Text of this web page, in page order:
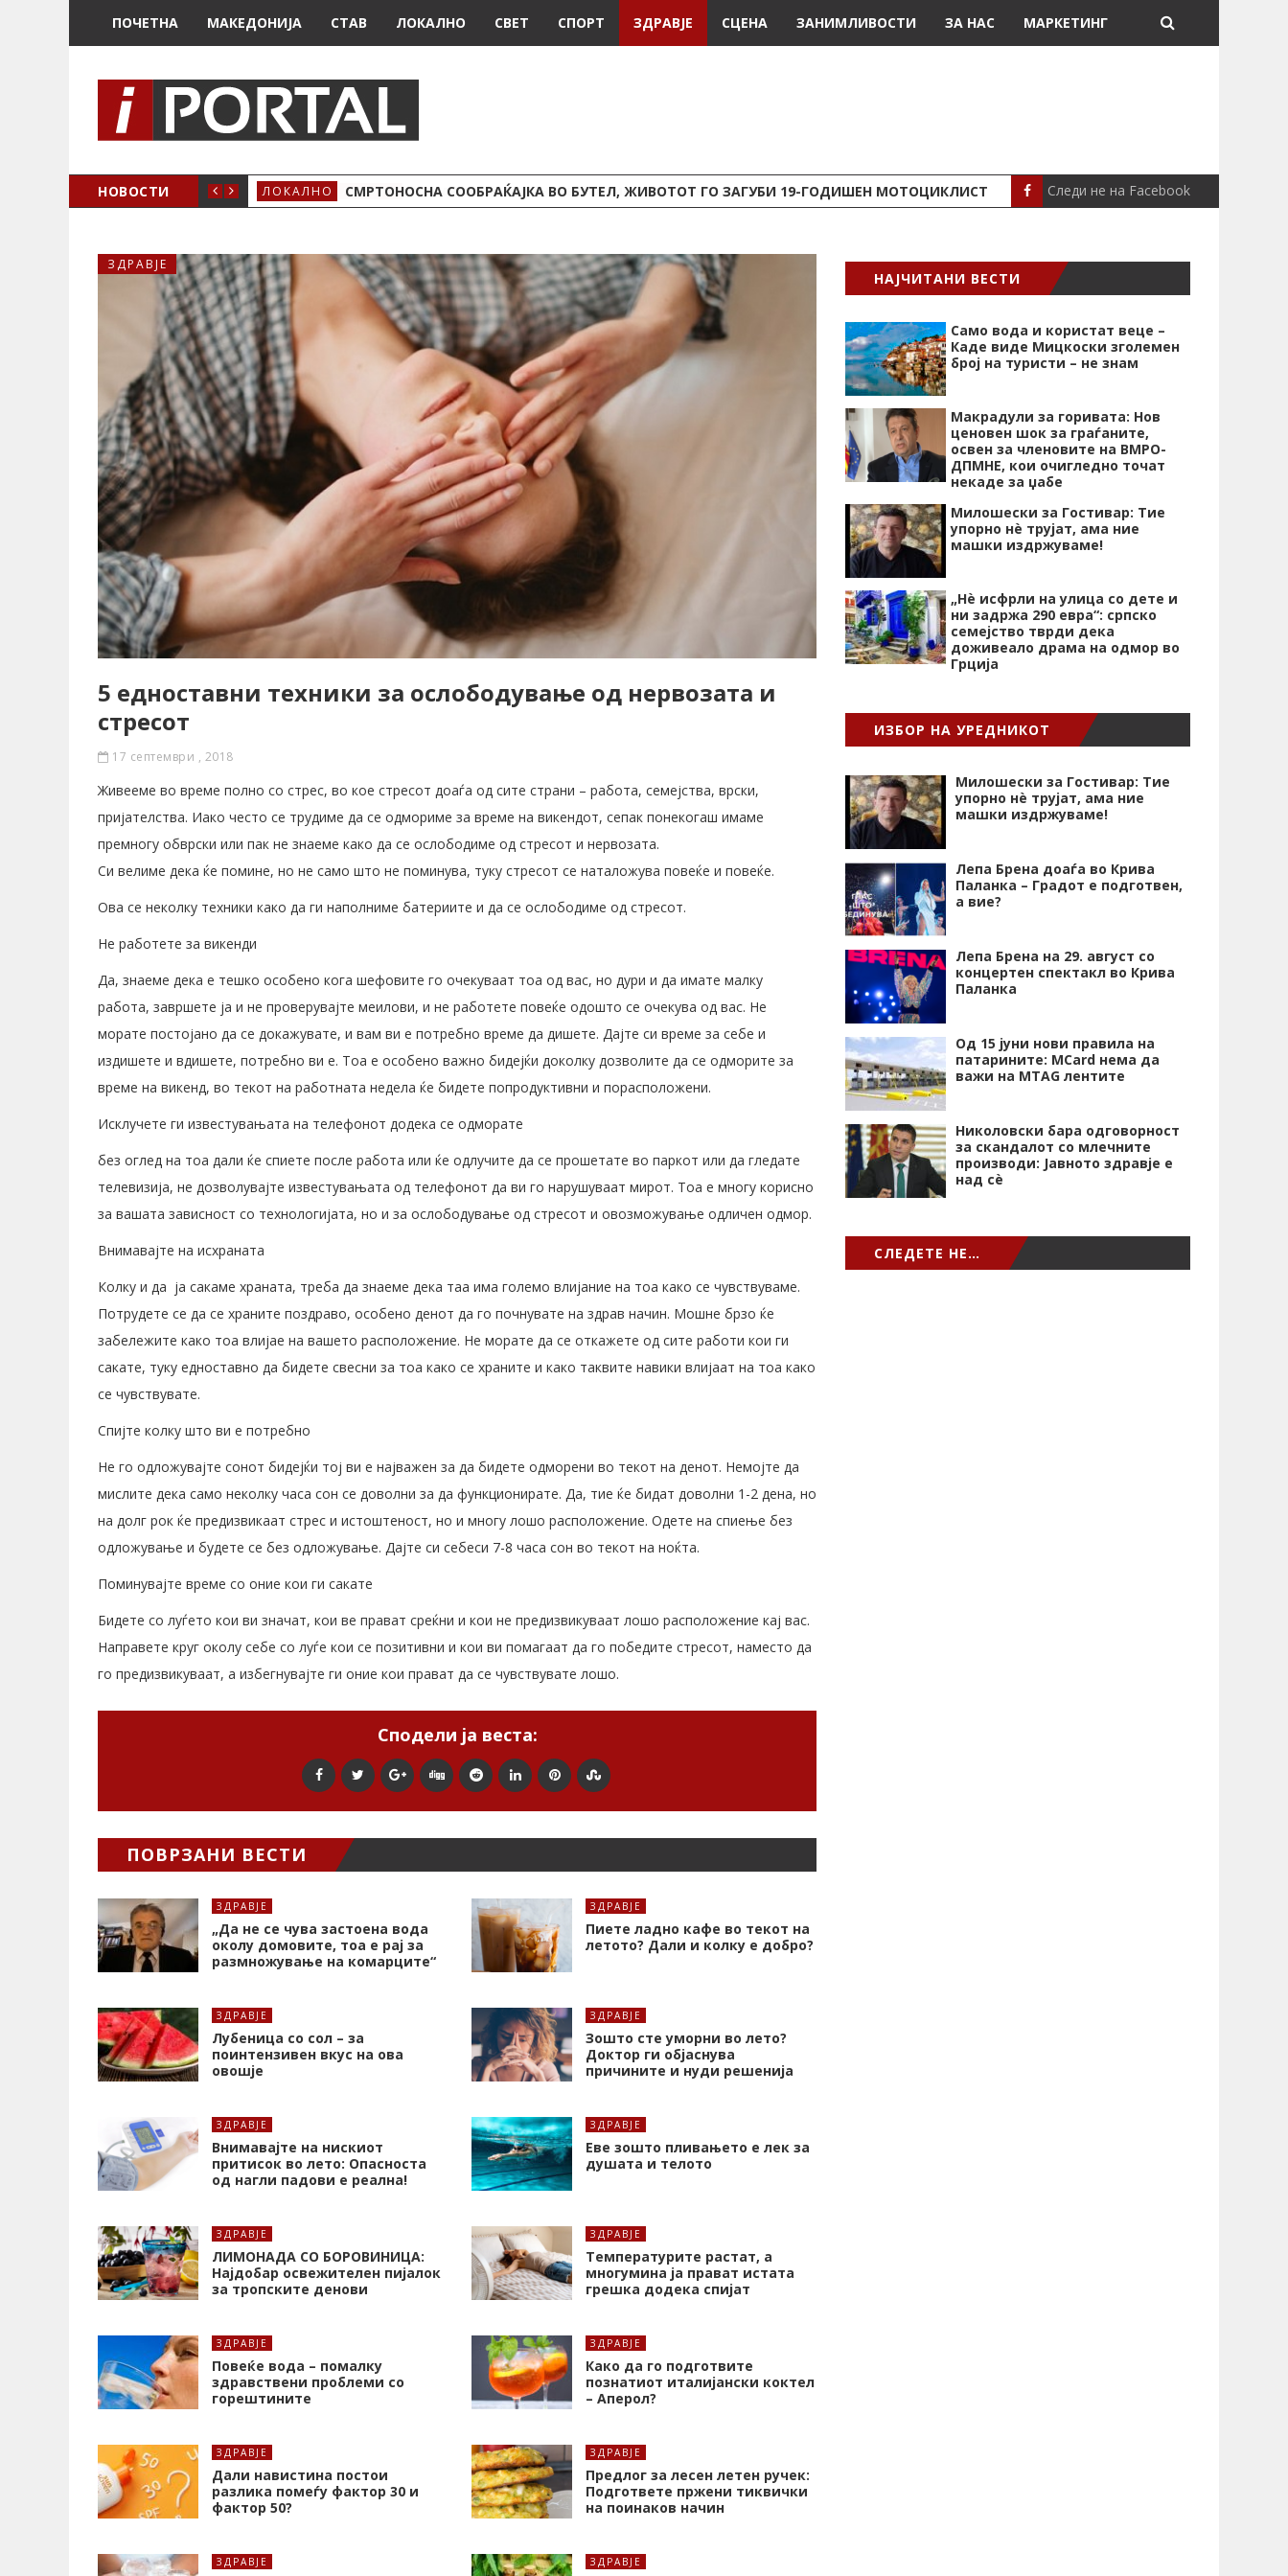
ПОЧЕТНА МАКЕДОНИЈА СТАВ ЛОКАЛНО СВЕТ СПОРТ ЗДРАВЈЕ СЦЕНА ЗАНИМЛИВОСТИ ЗА НАС МАРКЕТИНГ
НОВОСТИ ЛОКАЛНО СМРТОНОСНА СООБРАЌАЈКА ВО БУТЕЛ, ЖИВОТОТ ГО ЗАГУБИ 19-ГОДИШЕН МОТОЦИКЛИСТ СЦЕНА СЕВЕРИНА ВО
Следи не на Facebook
ЗДРАВЈЕ
5 едноставни техники за ослободување од нервозата и
стресот
17 септември , 2018
Живееме во време полно со стрес, во кое стресот доаѓа од сите страни – работа, семејства, врски,
пријателства. Иако често се трудиме да се одмориме за време на викендот, сепак понекогаш имаме
премногу обврски или пак не знаеме како да се ослободиме од стресот и нервозата.
Си велиме дека ќе помине, но не само што не поминува, туку стресот се наталожува повеќе и повеќе.
Ова се неколку техники како да ги наполниме батериите и да се ослободиме од стресот.
Не работете за викенди
Да, знаеме дека е тешко особено кога шефовите го очекуваат тоа од вас, но дури и да имате малку
работа, завршете ја и не проверувајте меилови, и не работете повеќе одошто се очекува од вас. Не
морате постојано да се докажувате, и вам ви е потребно време да дишете. Дајте си време за себе и
издишете и вдишете, потребно ви е. Тоа е особено важно бидејќи доколку дозволите да се одморите за
време на викенд, во текот на работната недела ќе бидете попродуктивни и порасположени.
Исклучете ги известувањата на телефонот додека се одморате
без оглед на тоа дали ќе спиете после работа или ќе одлучите да се прошетате во паркот или да гледате
телевизија, не дозволувајте известувањата од телефонот да ви го нарушуваат мирот. Тоа е многу корисно
за вашата зависност со технологијата, но и за ослободување од стресот и овозможување одличен одмор.
Внимавајте на исхраната
Колку и да ја сакаме храната, треба да знаеме дека таа има големо влијание на тоа како се чувствуваме.
Потрудете се да се храните поздраво, особено денот да го почнувате на здрав начин. Мошне брзо ќе
забележите како тоа влијае на вашето расположение. Не морате да се откажете од сите работи кои ги
сакате, туку едноставно да бидете свесни за тоа како се храните и како таквите навики влијаат на тоа како
се чувствувате.
Спијте колку што ви е потребно
Не го одложувајте сонот бидејќи тој ви е најважен за да бидете одморени во текот на денот. Немојте да
мислите дека само неколку часа сон се доволни за да функционирате. Да, тие ќе бидат доволни 1-2 дена, но
на долг рок ќе предизвикаат стрес и истоштеност, но и многу лошо расположение. Одете на спиење без
одложување и будете се без одложување. Дајте си себеси 7-8 часа сон во текот на ноќта.
Поминувајте време со оние кои ги сакате
Бидете со луѓето кои ви значат, кои ве прават среќни и кои не предизвикуваат лошо расположение кај вас.
Направете круг околу себе со луѓе кои се позитивни и кои ви помагаат да го победите стресот, наместо да
го предизвикуваат, а избегнувајте ги оние кои прават да се чувствувате лошо.
Сподели ја веста:
ПОВРЗАНИ ВЕСТИ
ЗДРАВЈЕ
„Да не се чува застоена вода
околу домовите, тоа е рај за
размножување на комарците“
ЗДРАВЈЕ
Пиете ладно кафе во текот на
летото? Дали и колку е добро?
ЗДРАВЈЕ
Лубеница со сол – за
поинтензивен вкус на ова
овошје
ЗДРАВЈЕ
Зошто сте уморни во лето?
Доктор ги објаснува
причините и нуди решенија
ЗДРАВЈЕ
Внимавајте на нискиот
притисок во лето: Опасноста
од нагли падови е реална!
ЗДРАВЈЕ
Еве зошто пливањето е лек за
душата и телото
ЗДРАВЈЕ
ЛИМОНАДА СО БОРОВИНИЦА:
Најдобар освежителен пијалок
за тропските денови
ЗДРАВЈЕ
Температурите растат, а
многумина ја прават истата
грешка додека спијат
ЗДРАВЈЕ
Повеќе вода – помалку
здравствени проблеми со
горештините
ЗДРАВЈЕ
Како да го подготвите
познатиот италијански коктел
– Аперол?
ЗДРАВЈЕ
Дали навистина постои
разлика помеѓу фактор 30 и
фактор 50?
ЗДРАВЈЕ
Предлог за лесен летен ручек:
Подгответе пржени тиквички
на поинаков начин
ЗДРАВЈЕ ЗДРАВЈЕ
НАЈЧИТАНИ ВЕСТИ
Само вода и користат веце –
Каде виде Мицкоски зголемен
број на туристи – не знам
Макрадули за горивата: Нов
ценовен шок за граѓаните,
освен за членовите на ВМРО-
ДПМНЕ, кои очигледно точат
некаде за џабе
Милошески за Гостивар: Тие
упорно нѐ трујат, ама ние
машки издржуваме!
„Нѐ исфрли на улица со дете и
ни задржа 290 евра“: српско
семејство тврди дека
доживеало драма на одмор во
Грција
ИЗБОР НА УРЕДНИКОТ
Милошески за Гостивар: Тие
упорно нѐ трујат, ама ние
машки издржуваме!
Лепа Брена доаѓа во Крива
Паланка – Градот е подготвен,
а вие?
Лепа Брена на 29. август со
концертен спектакл во Крива
Паланка
Од 15 јуни нови правила на
патарините: MCard нема да
важи на MTAG лентите
Николовски бара одговорност
за скандалот со млечните
производи: Јавното здравје е
над сѐ
СЛЕДЕТЕ НЕ…